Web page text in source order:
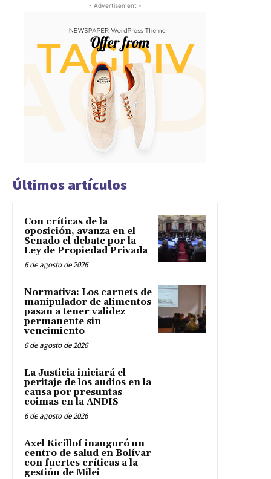
- Advertisement -
Últimos artículos
Con críticas de la
oposición, avanza en el
Senado el debate por la
Ley de Propiedad Privada
6 de agosto de 2026
Normativa: Los carnets de
manipulador de alimentos
pasan a tener validez
permanente sin
vencimiento
6 de agosto de 2026
La Justicia iniciará el
peritaje de los audios en la
causa por presuntas
coimas en la ANDIS
6 de agosto de 2026
Axel Kicillof inauguró un
centro de salud en Bolívar
con fuertes críticas a la
gestión de Milei